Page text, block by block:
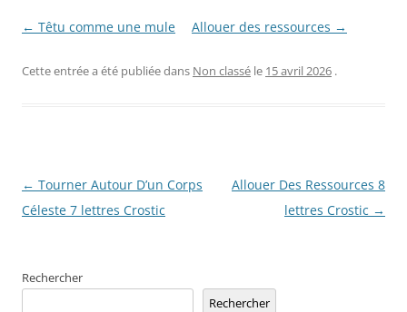
← Têtu comme une mule Allouer des ressources →
Cette entrée a été publiée dans Non classé le 15 avril 2026 .
Navigation
des
← Tourner Autour D’un Corps
Céleste 7 lettres Crostic
Allouer Des Ressources 8
lettres Crostic →
Rechercher
Rechercher